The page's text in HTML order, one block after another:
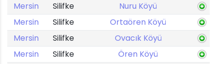
Mersin
Silifke
Nuru Köyü
Mersin
Silifke
Ortaören Köyü
Mersin
Silifke
Ovacık Köyü
Mersin
Silifke
Ören Köyü